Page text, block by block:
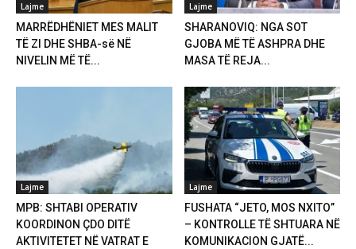
Lajme
MARRËDHËNIET MES MALIT
TË ZI DHE SHBA-së NË
NIVELIN MË TË...
Lajme
SHARANOVIQ: NGA SOT
GJOBA MË TË ASHPRA DHE
MASA TË REJA...
Lajme
MPB: SHTABI OPERATIV
KOORDINON ÇDO DITË
AKTIVITETET NË VATRAT E
Lajme
FUSHATA “JETO, MOS NXITO”
– KONTROLLE TË SHTUARA NË
KOMUNIKACION GJATË...